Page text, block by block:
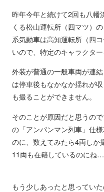
昨年今年と続けて2回も八幡
くる松山運転所（四マツ）
系気動車は高知運転所（四
いので、特定のキャラクタ
外装が普通の一般車両が連
は停車後もなかなか揺れが
も撮ることができません。
そのことが原因だと思うの
の「アンパンマン列車」仕
のに、数えてみたら4両しか
11両も在籍しているのにね…
もう少しあったと思ってい